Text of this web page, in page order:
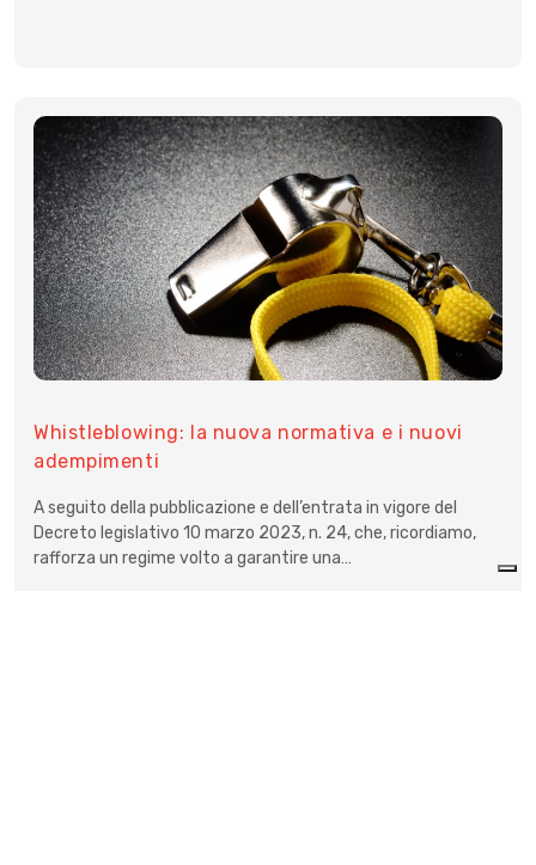
Whistleblowing: la nuova normativa e i nuovi
adempimenti
A seguito della pubblicazione e dell’entrata in vigore del
Decreto legislativo 10 marzo 2023, n. 24, che, ricordiamo,
rafforza un regime volto a garantire una…